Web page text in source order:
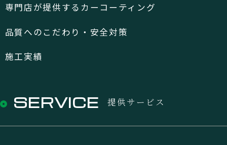
専門店が提供するカーコーティング
品質へのこだわり・安全対策
施工実績
SERVICE 提供サービス